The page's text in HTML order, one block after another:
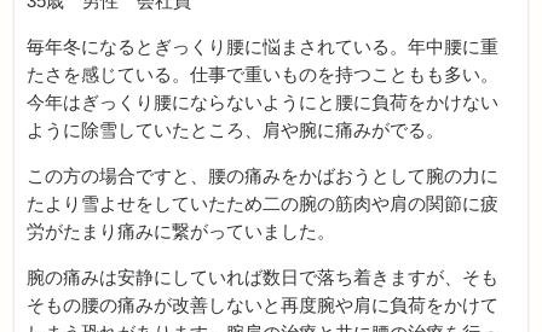
毎年冬になるとぎっくり腰に悩まされている。年中腰に重
たさを感じている。仕事で重いものを持つこともも多い。
今年はぎっくり腰にならないようにと腰に負荷をかけない
ように除雪していたところ、肩や腕に痛みがでる。
この方の場合ですと、腰の痛みをかばおうとして腕の力に
たより雪よせをしていたため二の腕の筋肉や肩の関節に疲
労がたまり痛みに繋がっていました。
腕の痛みは安静にしていれば数日で落ち着きますが、そも
そもの腰の痛みが改善しないと再度腕や肩に負荷をかけて